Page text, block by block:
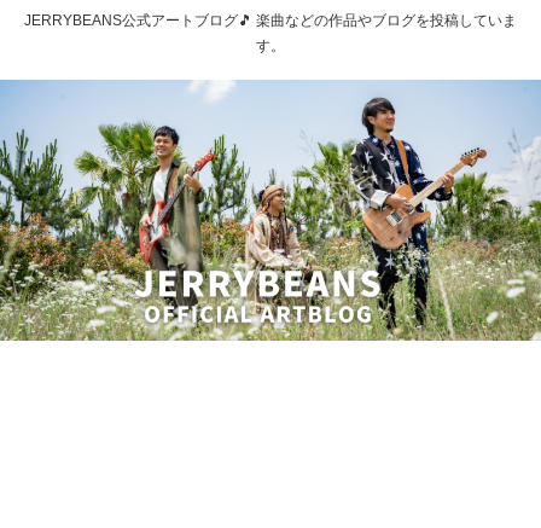
JERRYBEANS公式アートブログ🎵 楽曲などの作品やブログを投稿していま
す。